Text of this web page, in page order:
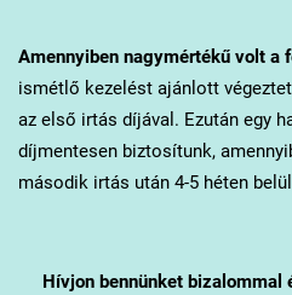
Amennyiben nagymértékű volt a
ismétlő kezelést ajánlott
az első irtás díjával. Ezután egy
díjmentesen biztosítunk,
második irtás után 4-5 héten
Hívjon bennünket bizalommal